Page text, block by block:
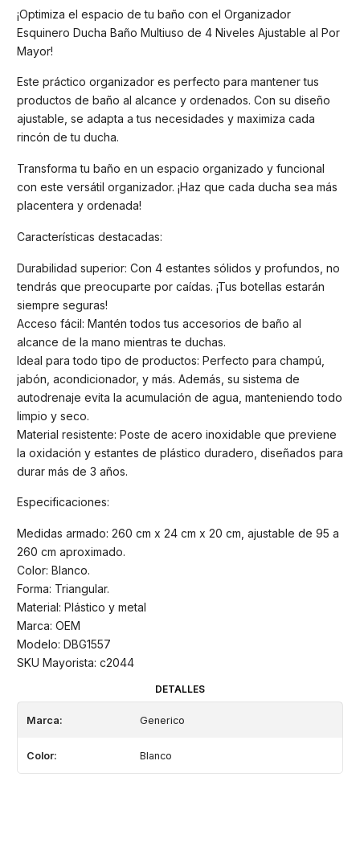
¡Optimiza el espacio de tu baño con el Organizador
Esquinero Ducha Baño Multiuso de 4 Niveles Ajustable al Por
Mayor!
Este práctico organizador es perfecto para mantener tus
productos de baño al alcance y ordenados. Con su diseño
ajustable, se adapta a tus necesidades y maximiza cada
rincón de tu ducha.
Transforma tu baño en un espacio organizado y funcional
con este versátil organizador. ¡Haz que cada ducha sea más
placentera y ordenada!
Características destacadas:
Durabilidad superior: Con 4 estantes sólidos y profundos, no
tendrás que preocuparte por caídas. ¡Tus botellas estarán
siempre seguras!
Acceso fácil: Mantén todos tus accesorios de baño al
alcance de la mano mientras te duchas.
Ideal para todo tipo de productos: Perfecto para champú,
jabón, acondicionador, y más. Además, su sistema de
autodrenaje evita la acumulación de agua, manteniendo todo
limpio y seco.
Material resistente: Poste de acero inoxidable que previene
la oxidación y estantes de plástico duradero, diseñados para
durar más de 3 años.
Especificaciones:
Medidas armado: 260 cm x 24 cm x 20 cm, ajustable de 95 a
260 cm aproximado.
Color: Blanco.
Forma: Triangular.
Material: Plástico y metal
Marca: OEM
Modelo: DBG1557
SKU Mayorista: c2044
DETALLES
Marca: Generico
Color: Blanco